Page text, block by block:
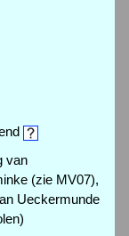
van
(zie MV07),
Ueckermunde